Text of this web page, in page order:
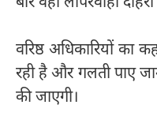
वरिष्ठ अधिकारियों का
रही है और गलती पाए
की जाएगी।